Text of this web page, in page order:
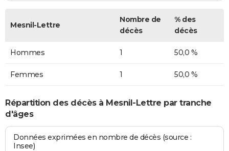
Mesnil-Lettre
Nombre de
décès
% des
décès
Hommes 1 50,0 %
Femmes 1 50,0 %
Répartition des décès à Mesnil-Lettre par tranche
d'âges
Données exprimées en nombre de décès (source :
Insee)